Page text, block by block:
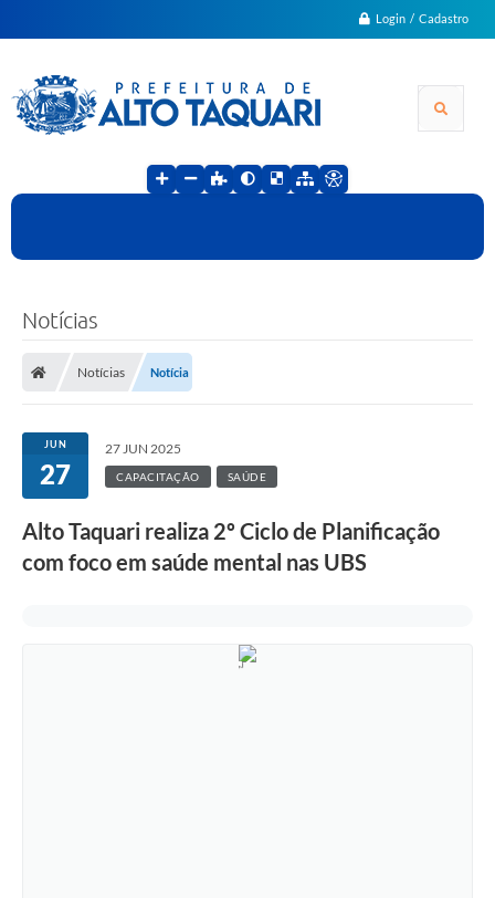
Login / Cadastro
Notícias
Notícias Notícia
JUN
27
27 JUN 2025
CAPACITAÇÃO SAÚDE
Alto Taquari realiza 2º Ciclo de Planificação
com foco em saúde mental nas UBS